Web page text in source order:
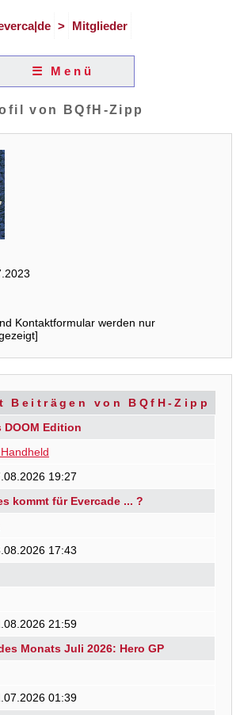
> Mitglieder
☰ Menü
von BQfH-Zipp
Kontaktformular werden nur
Beiträgen von BQfH-Zipp
DOOM Edition
19:27
kommt für Evercade ... ?
17:43
21:59
Monats Juli 2026: Hero GP
01:39